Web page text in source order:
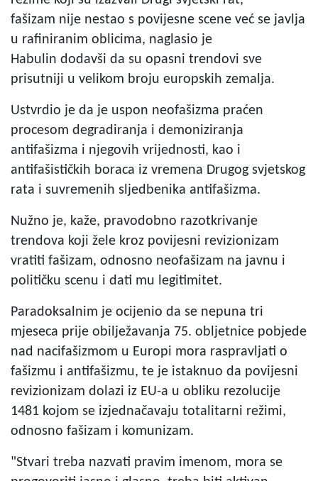
fašizam nije nestao s povijesne scene već se javlja
u rafiniranim oblicima, naglasio je
Habulin dodavši da su opasni trendovi sve
prisutniji u velikom broju europskih zemalja.
Ustvrdio je da je uspon neofašizma praćen
procesom degradiranja i demoniziranja
antifašizma i njegovih vrijednosti, kao i
antifašističkih boraca iz vremena Drugog svjetskog
rata i suvremenih sljedbenika antifašizma.
Nužno je, kaže, pravodobno razotkrivanje
trendova koji žele kroz povijesni revizionizam
vratiti fašizam, odnosno neofašizam na javnu i
političku scenu i dati mu legitimitet.
Paradoksalnim je ocijenio da se nepuna tri
mjeseca prije obilježavanja 75. obljetnice pobjede
nad nacifašizmom u Europi mora raspravljati o
fašizmu i antifašizmu, te je istaknuo da povijesni
revizionizam dolazi iz EU-a u obliku rezolucije
1481 kojom se izjednačavaju totalitarni režimi,
odnosno fašizam i komunizam.
"Stvari treba nazvati pravim imenom, mora se